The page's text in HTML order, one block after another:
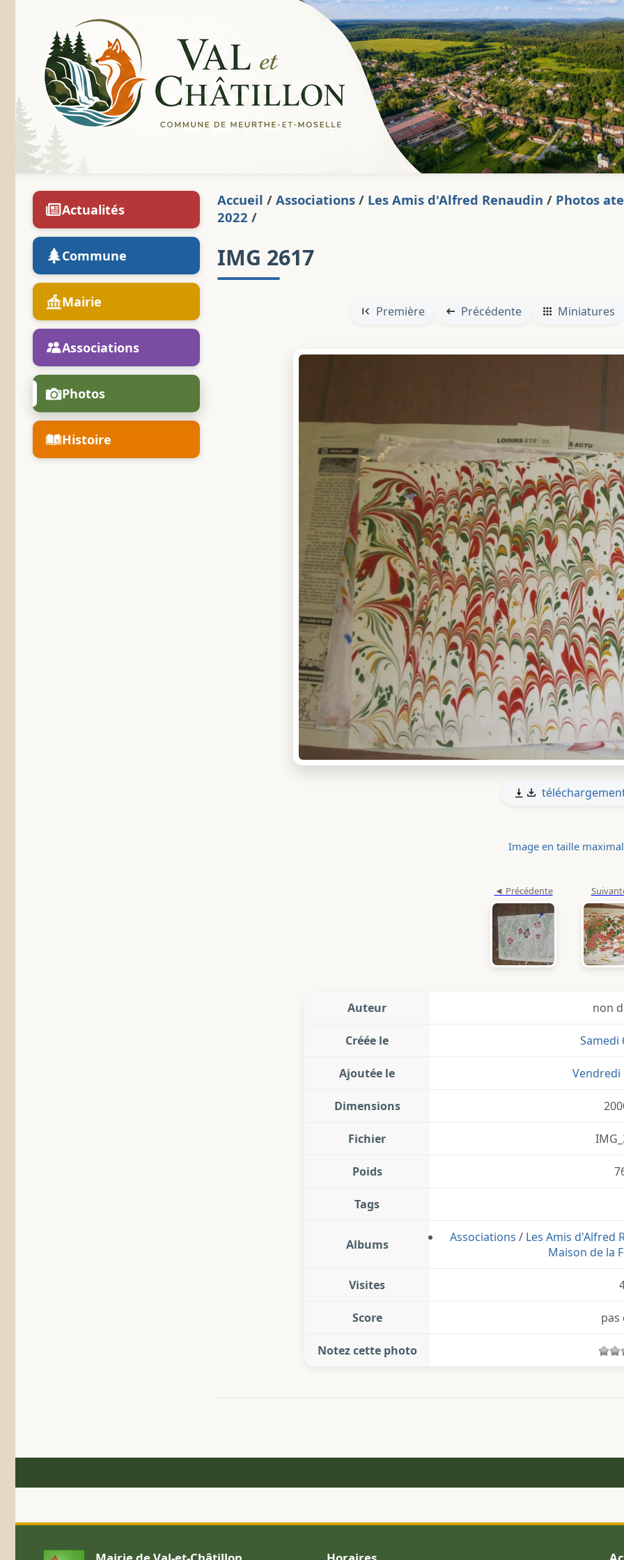
Actualités
Commune
Mairie
Associations
Photos
Histoire
Accueil / Associations / Les Amis d'Alfred Renaudin / Photos
2022 /
IMG 2617
Première Précédente Miniatures
Image en taille
Auteur non
Créée le Samedi
Ajoutée le Vendredi
Dimensions
Fichier
Poids
Tags
Albums Associations / Les Amis d'Alfred
Maison de la
Visites
Score pas
Notez cette photo